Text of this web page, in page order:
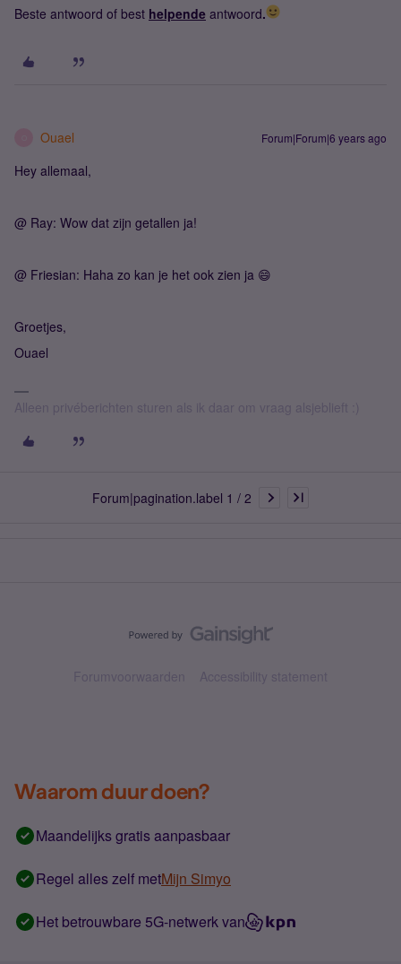
Beste antwoord of best helpende antwoord.
Ouael Forum|Forum|6 years ago
Hey allemaal,
@ Ray: Wow dat zijn getallen ja!
@ Friesian: Haha zo kan je het ook zien ja 😄
Groetjes,
Ouael
Alleen privéberichten sturen als ik daar om vraag alsjeblieft :)
Forum|pagination.label 1 / 2
Forumvoorwaarden Accessibility statement
Waarom duur doen?
Maandelijks gratis aanpasbaar
Regel alles zelf metMijn Simyo
Het betrouwbare 5G-netwerk van